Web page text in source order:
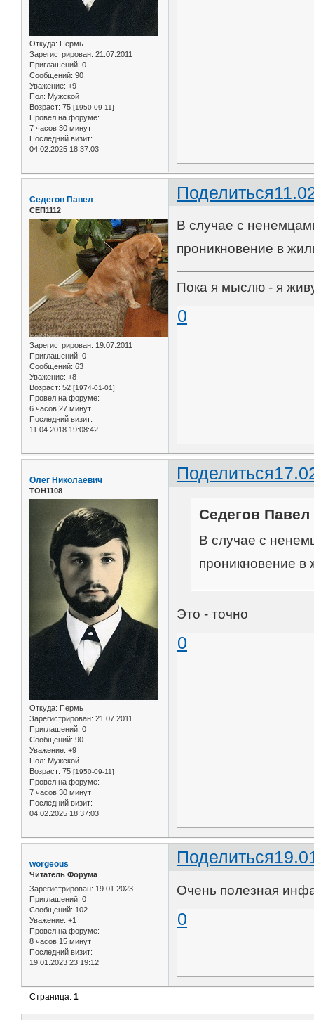
Откуда: Пермь
Зарегистрирован: 21.07.2011
Приглашений: 0
Сообщений: 90
Уважение: +9
Пол: Мужской
Возраст: 75 [1950-09-11]
Провел на форуме:
7 часов 30 минут
Последний визит:
04.02.2025 18:37:03
Поделиться
Седегов Павел
СЕП1112
Зарегистрирован: 19.07.2011
Приглашений: 0
Сообщений: 63
Уважение: +8
Возраст: 52 [1974-01-01]
Провел на форуме:
6 часов 27 минут
Последний визит:
11.04.2018 19:08:42
В случае с
проникновение в
Пока я мыслю - я
0
Поделиться
Олег Николаевич
ТОН1108
Откуда: Пермь
Зарегистрирован: 21.07.2011
Приглашений: 0
Сообщений: 90
Уважение: +9
Пол: Мужской
Возраст: 75 [1950-09-11]
Провел на форуме:
7 часов 30 минут
Последний визит:
04.02.2025 18:37:03
Седегов
В случае с
проникновение
Это - точно
0
Поделиться
worgeous
Читатель Форума
Зарегистрирован: 19.01.2023
Приглашений: 0
Сообщений: 102
Уважение: +1
Провел на форуме:
8 часов 15 минут
Последний визит:
19.01.2023 23:19:12
Очень полезная
0
Страница:1